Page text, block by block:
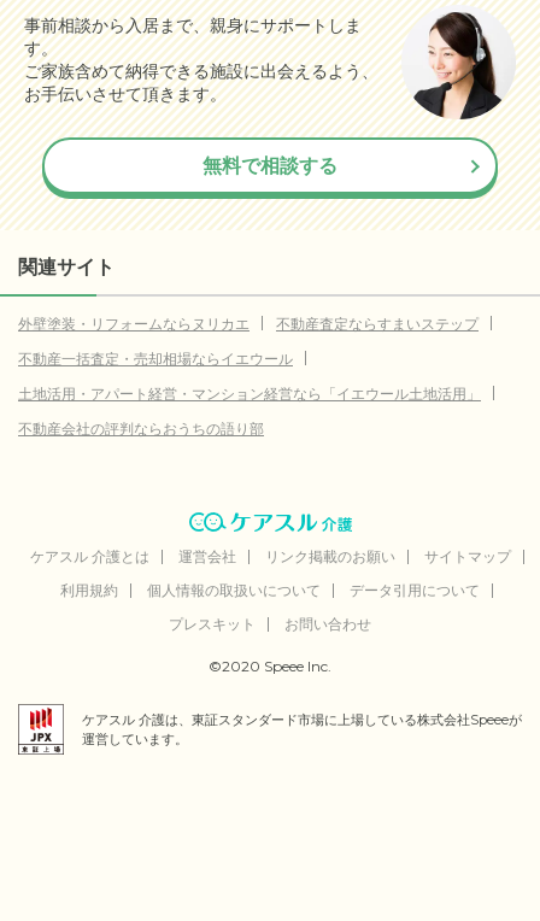
事前相談から入居まで、親身にサポートしま
す。
ご家族含めて納得できる施設に出会えるよう、
お手伝いさせて頂きます。
無料で相談する
関連サイト
外壁塗装・リフォームならヌリカエ
不動産査定ならすまいステップ
不動産一括査定・売却相場ならイエウール
土地活用・アパート経営・マンション経営なら「イエウール土地活用」
不動産会社の評判ならおうちの語り部
ケアスル 介護とは 運営会社 リンク掲載のお願い
サイトマップ
利用規約
個人情報の取扱いについて
データ引用について
プレスキット
お問い合わせ
©2020 Speee Inc.
ケアスル 介護は、東証スタンダード市場に上場している株式会社Speeeが
運営しています。